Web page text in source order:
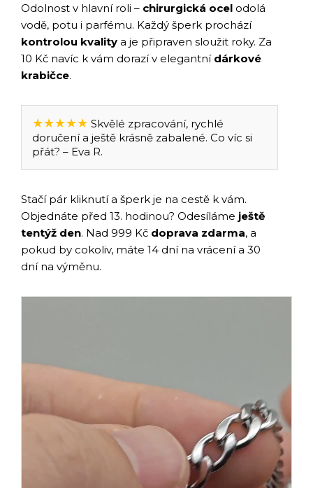
Odolnost v hlavní roli – chirurgická ocel odolá
vodě, potu i parfému. Každý šperk prochází
kontrolou kvality a je připraven sloužit roky. Za
10 Kč navíc k vám dorazí v elegantní dárkové
krabičce.
★★★★★ Skvělé zpracování, rychlé
doručení a ještě krásně zabalené. Co víc si
přát? – Eva R.
Stačí pár kliknutí a šperk je na cestě k vám.
Objednáte před 13. hodinou? Odesíláme ještě
tentýž den. Nad 999 Kč doprava zdarma, a
pokud by cokoliv, máte 14 dní na vrácení a 30
dní na výměnu.